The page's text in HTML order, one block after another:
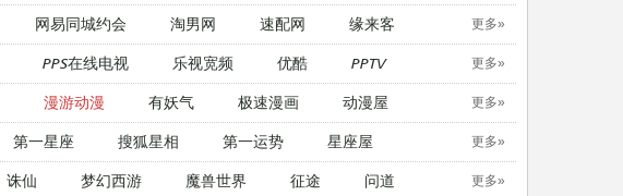
网易同城约会 淘男网 速配网 缘来客 更多»
PPS在线电视 乐视宽频 优酷 PPTV 更多»
漫游动漫 有妖气 极速漫画 动漫屋 更多»
第一星座 搜狐星相 第一运势 星座屋 更多»
诛仙 梦幻西游 魔兽世界 征途 问道 更多»